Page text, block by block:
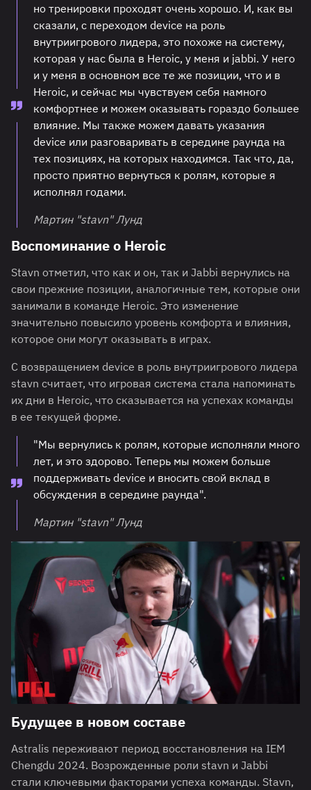
но тренировки проходят очень хорошо. И, как вы
сказали, с переходом device на роль
внутриигрового лидера, это похоже на систему,
которая у нас была в Heroic, у меня и jabbi. У него
и у меня в основном все те же позиции, что и в
Heroic, и сейчас мы чувствуем себя намного
комфортнее и можем оказывать гораздо большее
влияние. Мы также можем давать указания
device или разговаривать в середине раунда на
тех позициях, на которых находимся. Так что, да,
просто приятно вернуться к ролям, которые я
исполнял годами.
Мартин "stavn" Лунд
Воспоминание о Heroic
Stavn отметил, что как и он, так и Jabbi вернулись на
свои прежние позиции, аналогичные тем, которые они
занимали в команде Heroic. Это изменение
значительно повысило уровень комфорта и влияния,
которое они могут оказывать в играх.
С возвращением device в роль внутриигрового лидера
stavn считает, что игровая система стала напоминать
их дни в Heroic, что сказывается на успехах команды
в ее текущей форме.
"Мы вернулись к ролям, которые исполняли много
лет, и это здорово. Теперь мы можем больше
поддерживать device и вносить свой вклад в
обсуждения в середине раунда".
Мартин "stavn" Лунд
Будущее в новом составе
Astralis переживают период восстановления на IEM
Chengdu 2024. Возрожденные роли stavn и Jabbi
стали ключевыми факторами успеха команды. Stavn,